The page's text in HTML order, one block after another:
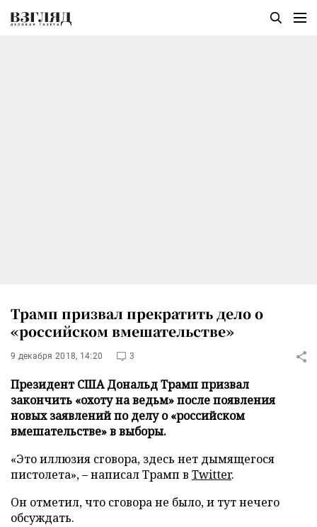
Трамп призвал прекратить дело о
«российском вмешательстве»
9 декабря 2018, 14:20 3
Президент США Дональд Трамп призвал
закончить «охоту на ведьм» после появления
новых заявлений по делу о «российском
вмешательстве» в выборы.
«Это иллюзия сговора, здесь нет дымящегося
пистолета», – написал Трамп в Twitter.
Он отметил, что сговора не было, и тут нечего
обсуждать.